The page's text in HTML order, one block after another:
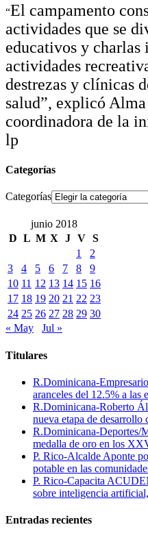
“El campamento
actividades que se
educativos y charlas
actividades
destrezas y clínicas
salud”, explicó
coordinadora de la
lp
Categorías
Categorías
junio 2018
D L M X J V S
1
2
3
4 5 6 7 8
9
10 11 12 13 14 15 16
17 18 19 20 21 22 23
24 25 26 27 28 29 30
« May
Jul »
Titulares
R.Dominicana-
aranceles del 12.5% a las
R.Dominicana-Roberto
nueva etapa de
R.Dominicana-Deportes/
medalla de oro en los
P. Rico-Alcalde Aponte
potable en las
P. Rico-Capacita
sobre inteligencia
Entradas recientes